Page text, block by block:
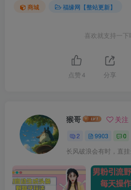
商城 福缘网【整站更新】
喜欢就支持一下
点赞 4 分享
猴哥 关注
2 9903 0
长风破浪会有时，直